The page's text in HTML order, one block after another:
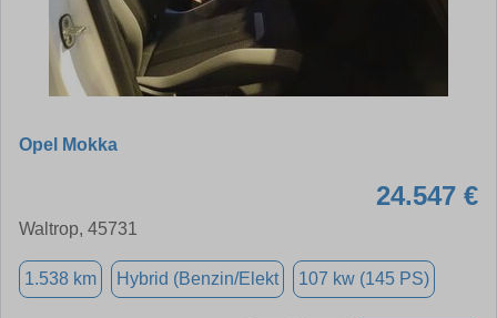
Opel Mokka
24.547 €
Waltrop, 45731
1.538 km Hybrid (Benzin/Elekt 107 kw (145 PS)